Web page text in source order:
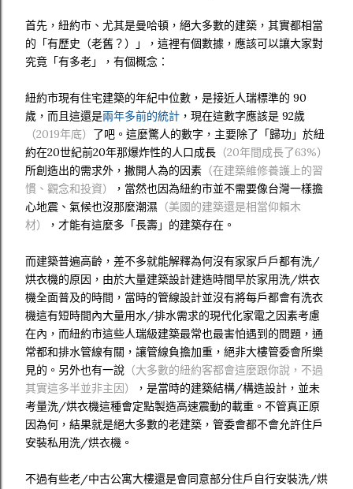
首先，紐約市、尤其是曼哈頓，絕大多數的建築，其實都相當
的「有歷史（老舊？）」，這裡有個數據，應該可以讓大家對
究竟「有多老」，有個概念：
紐約市現有住宅建築的年紀中位數，是接近人瑞標準的 90
歲，而且這還是兩年多前的統計 ，現在這數字應該是 92歲
（2019年底） 了吧。這麼驚人的數字，主要除了「歸功」於紐
約在20世紀前20年那爆炸性的人口成長 （20年間成長了63%）
所創造出的需求外，撇開人為的因素 （在建築維修養護上的習
慣、觀念和投資）
，當然也因為紐約市並不需要像台灣一樣擔
心地震、氣候也沒那麼潮濕 （美國的建築還是相當仰賴木
材）
，才能有這麼多「長壽」的建築存在。
而建築普遍高齡，差不多就能解釋為何沒有家家戶戶都有洗/
烘衣機的原因，由於大量建築設計建造時間早於家用洗/烘衣
機全面普及的時間，當時的管線設計並沒有將每戶都會有洗衣
機這有短時間內大量用水/排水需求的現代化家電之因素考慮
在內，而紐約市這些人瑞級建築最常也最害怕遇到的問題，通
常都和排水管線有關，讓管線負擔加重，絕非大樓管委會所樂
見的。另外也有一說 （大多數的紐約客都會這麼跟你說，不過
其實這多半並非主因）
，是當時的建築結構/構造設計，並未
考量洗/烘衣機這種會定點製造高速震動的載重。不管真正原
因為何，結果就是絕大多數的老建築，管委會都不會允許住戶
安裝私用洗/烘衣機。
不過有些老/中古公寓大樓還是會同意部分住戶自行安裝洗/烘